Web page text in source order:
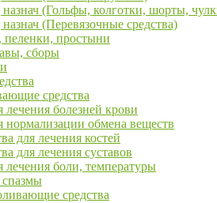
(Гольфы, колготки, шорты,
(Перевязочные средства)
пеленки, простыни
сборы
средства
лечения болезней крови
нормализации обмена веществ
для лечения костей
для лечения суставов
лечения боли, температуры
средства